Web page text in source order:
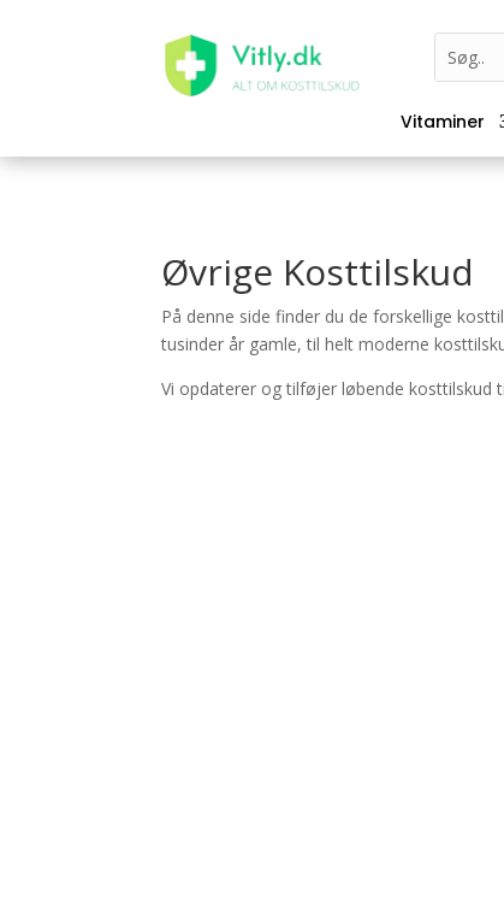
Vitaminer
Øvrige Kosttilskud
På denne side finder du de forskellige
tusinder år gamle, til helt moderne
Vi opdaterer og tilføjer løbende kosttilskud